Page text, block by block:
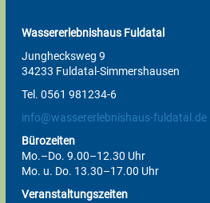
Wassererlebnishaus Fuldatal
Junghecksweg 9
34233 Fuldatal-Simmershausen
Tel. 0561 981234-6
info@wassererlebnishaus-fuldatal.de
Bürozeiten
Mo.–Do. 9.00–12.30 Uhr
Mo. u. Do. 13.30–17.00 Uhr
Veranstaltungszeiten